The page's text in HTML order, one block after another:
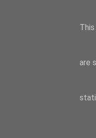
are